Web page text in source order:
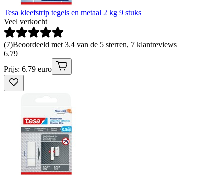
Tesa kleefstrip tegels en metaal 2 kg 9 stuks
Veel verkocht
(7)Beoordeeld met 3.4 van de 5 sterren, 7 klantreviews
6.79
Prijs: 6.79 euro